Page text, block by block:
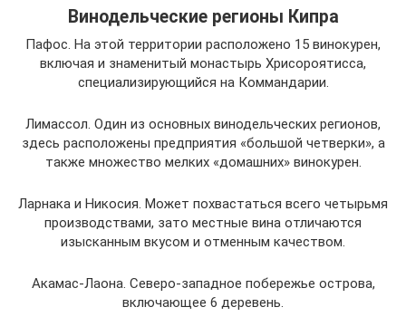
Винодельческие регионы Кипра
Пафос. На этой территории расположено 15 винокурен,
включая и знаменитый монастырь Хрисороятисса,
специализирующийся на Коммандарии.
Лимассол. Один из основных винодельческих регионов,
здесь расположены предприятия «большой четверки», а
также множество мелких «домашних» винокурен.
Ларнака и Никосия. Может похвастаться всего четырьмя
производствами, зато местные вина отличаются
изысканным вкусом и отменным качеством.
Акамас-Лаона. Северо-западное побережье острова,
включающее 6 деревень.